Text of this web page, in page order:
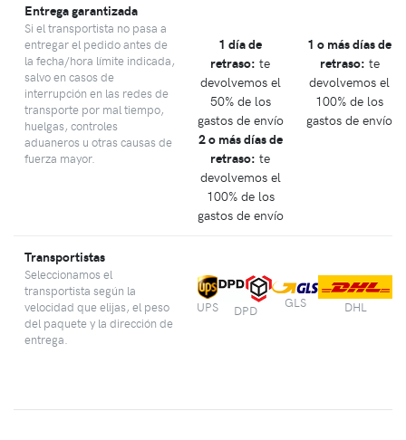
Entrega garantizada
Si el transportista no pasa a
entregar el pedido antes de
la fecha/hora límite indicada,
salvo en casos de
interrupción en las redes de
transporte por mal tiempo,
huelgas, controles
aduaneros u otras causas de
fuerza mayor.
1 día de
retraso: te
devolvemos el
50% de los
gastos de envío
2 o más días de
retraso: te
devolvemos el
100% de los
gastos de envío
1 o más días de
retraso: te
devolvemos el
100% de los
gastos de envío
Transportistas
Seleccionamos el
transportista según la
velocidad que elijas, el peso
del paquete y la dirección de
entrega.
UPS DPD
GLS DHL